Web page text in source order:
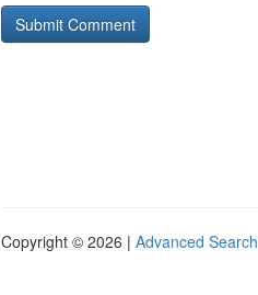
Copyright © 2026 | Advanced Search